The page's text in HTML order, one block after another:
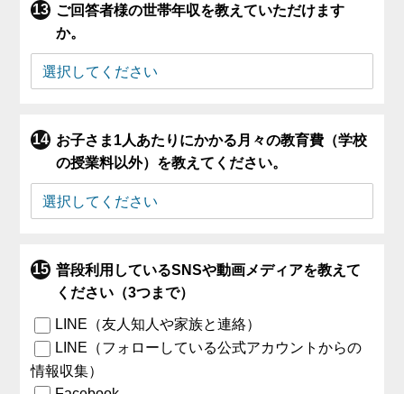
ご回答者様の世帯年収を教えていただけます
か。
お子さま1人あたりにかかる月々の教育費（学校
の授業料以外）を教えてください。
普段利用しているSNSや動画メディアを教えて
ください（3つまで）
LINE（友人知人や家族と連絡）
LINE（フォローしている公式アカウントからの
情報収集）